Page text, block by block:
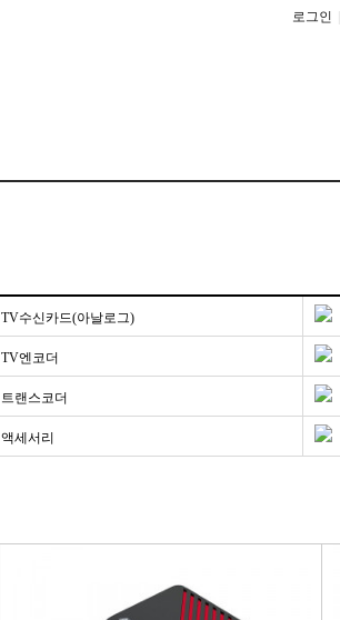
로그인
TV수신카드(아날로그)
TV엔코더
트랜스코더
액세서리